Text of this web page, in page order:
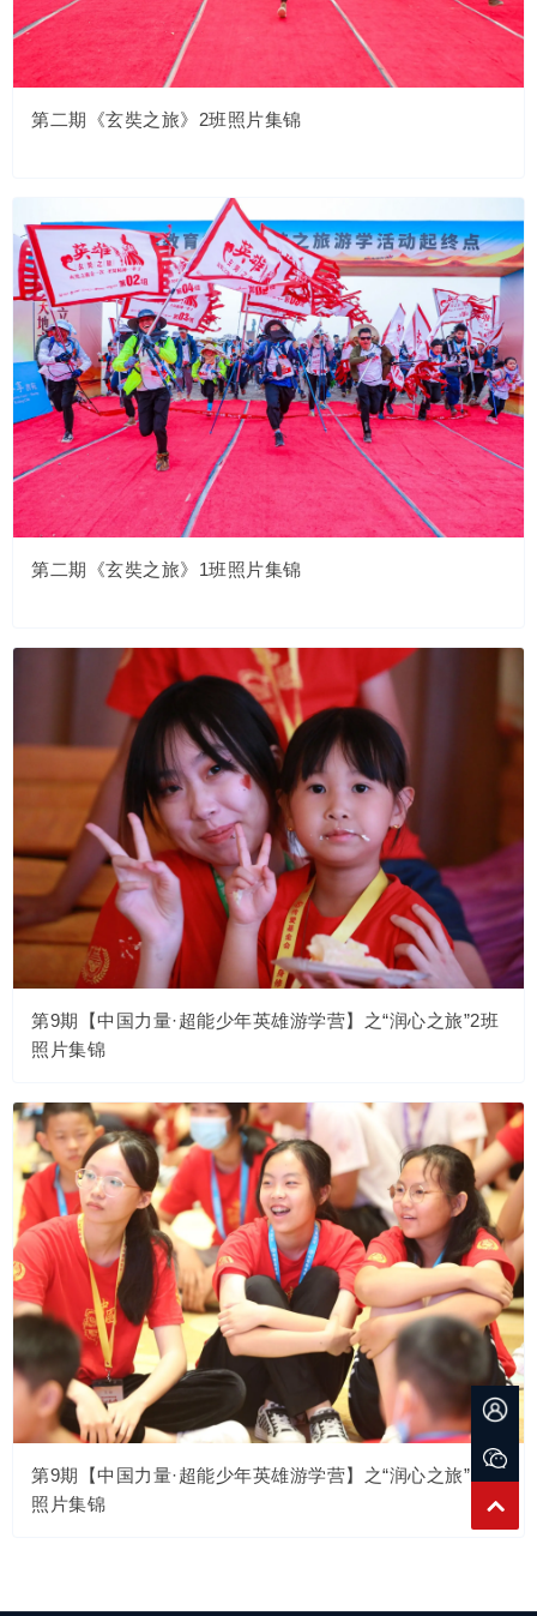
第二期《玄奘之旅》2班照片集锦
第二期《玄奘之旅》1班照片集锦
第9期【中国力量·超能少年英雄游学营】之“润心之旅”2班
照片集锦
第9期【中国力量·超能少年英雄游学营】之“润心之旅”1班
照片集锦